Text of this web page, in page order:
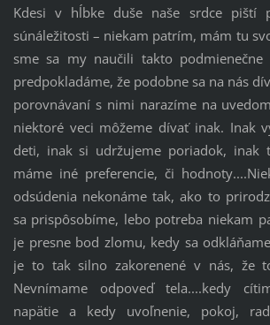
Kdesi v hĺbke duše naše srdce piští
súnáležitosti – niekam patrím, mám tu
sme sa my naučili takto
predpokladáme, že podobne sa na nás
porovnávaní s nimi narazíme na
niektoré veci môžeme dívať inak. Inak
deti, inak si udržujeme poriadok, inak
máme iné preferencie, či
odsúdenia nekonáme tak, ako to
sa prispôsobíme, lebo potreba niekam
je presne bod zlomu, kedy sa
je to tak silno zakorenené v nás, že
Nevnímame odpoveď tela....kedy
napätie a kedy uvoľnenie, pokoj,